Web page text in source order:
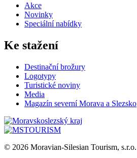
Akce
Novinky
Speciální nabídky
Ke stažení
Destinační brožury
Logotypy
Turistické noviny
Media
Magazín severní Morava a Slezsko
© 2026 Moravian-Silesian Tourism, s.r.o.